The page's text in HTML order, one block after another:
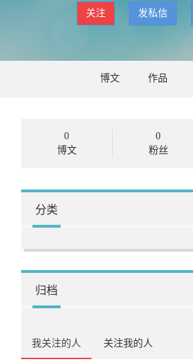
关注 发私信
博文 作品
0
博文
0
粉丝
分类
归档
我关注的人 关注我的人